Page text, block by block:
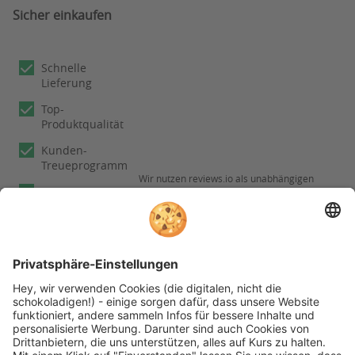
Sicher einkaufen
Schnelle
Lieferung
Top-
Produktqualität
Kunden-
Treueprogramm
Experten
Wir nutzen reviews.io als unabhängigen
Dienstleister für die Einholung von
Bewertungen. Erfahren Sie mehr unter
unserenInformationen zu
Kundenbewertungen
Folgen Sie rehashop auch auf folgenden Kanälen